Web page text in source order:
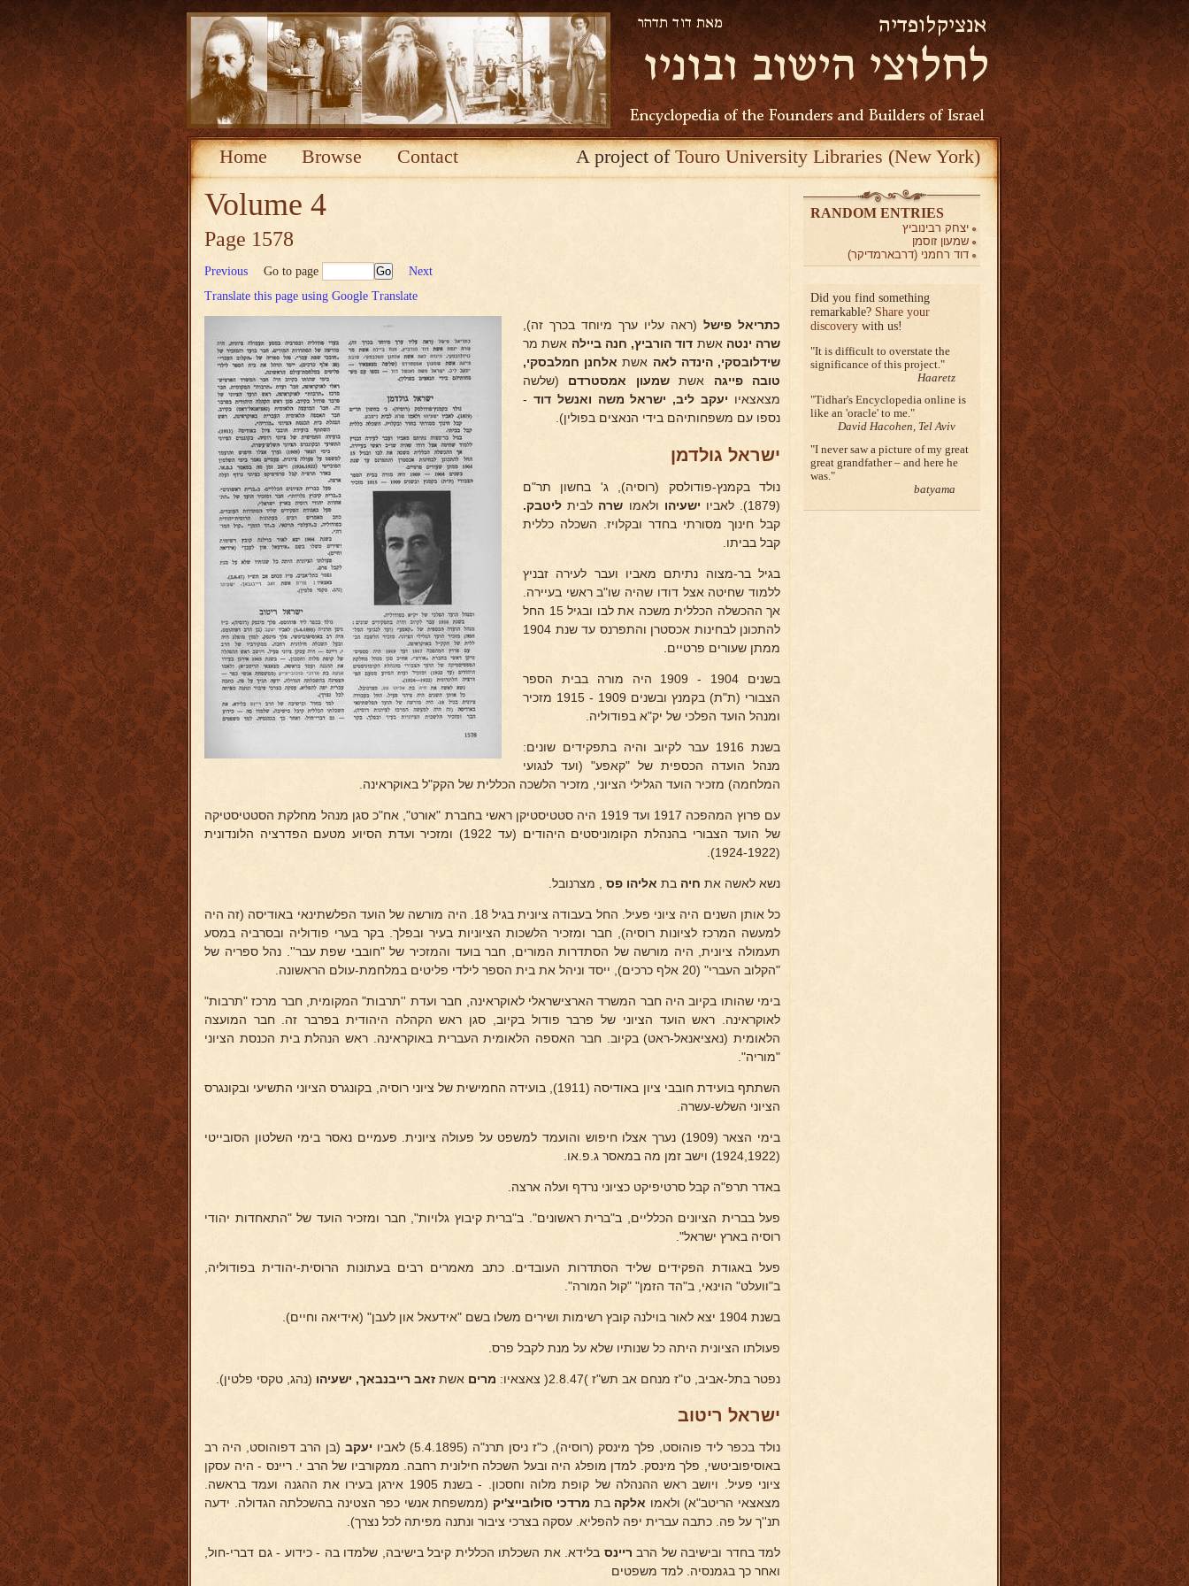
Home Browse Contact A project ofTouro University Libraries (New York)
Volume 4
Page 1578
Previous Go to page
Next
Translate this page using Google Translate
כתריאל פישל (ראה עליו ערך מיוחד בכרך זה),
שרה ינטה אשת דוד הורביץ, חנה ביילה אשת מר
שידלובסקי, הינדה לאה אשת אלחנן חמלבסקי,
טובה
פייגה אשתשמעון אמסטרדם (שלשה
מצאצאיו יעקב ליב, ישראל משה ואנשל דוד -
נספו עם משפחותיהם בידי הנאצים בפולין).
ישראל גולדמן
נולד בקמנץ-פודולסק (רוסיה), ג' בחשון תר"ם
(1879). לאביו
ישעיהו ולאמו שרה לביתליטבק.
קבל חינוך מסורתי בחדר ובקלויז. השכלה כללית
קבל בביתו.
בגיל בר-מצוה נתיתם מאביו ועבר לעירה זבניץ
ללמוד שחיטה אצל דודו שהיה שו"ב ראשי בעיירה.
אך ההכשלה הכללית משכה את לבו ובגיל 15 החל
להתכונן לבחינות אכסטרן והתפרנס עד שנת 1904
ממתן שעורים פרטיים.
בשנים 1904 - 1909 היה מורה בבית הספר
הצבורי (ת"ת) בקמנץ ובשנים 1909 - 1915 מזכיר
ומנהל הועד הפלכי של יק"א בפודוליה.
בשנת 1916 עבר לקיוב והיה בתפקידים שונים:
מנהל הועדה הכספית של "קאפע" (ועד לנגועי
המלחמה) מזכיר הועד הגלילי הציוני, מזכיר הלשכה הכללית של הקק"ל באוקראינה.
עם פרוץ המהפכה 1917 ועד 1919 היה סטטיסטיקן ראשי בחברת "אורט", אח"כ סגן מנהל מחלקת הסטטיסטיקה
של הועד הצבורי בהנהלת הקומוניסטים היהודים (עד 1922) ומזכיר ועדת הסיוע מטעם הפדרציה הלונדונית
(1924-1922).
נשא לאשה את חיה בת אליהו פס , מצרנובל.
כל אותן השנים היה ציוני פעיל. החל בעבודה ציונית בגיל 18. היה מורשה של הועד הפלשתינאי באודיסה (זה היה
למעשה המרכז לציונות רוסיה), חבר ומזכיר הלשכות הציוניות בעיר ובפלך. בקר בערי פודוליה ובסרביה במסע
תעמולה ציונית, היה מורשה של הסתדרות המורים, חבר בועד והמזכיר של "חובבי שפת עבר''. נהל ספריה של
"הקלוב העברי" (20 אלף כרכים), ייסד וניהל את בית הספר לילדי פליטים במלחמת-עולם הראשונה.
בימי שהותו בקיוב היה חבר המשרד הארצישראלי לאוקראינה, חבר ועדת ''תרבות" המקומית, חבר מרכז "תרבות"
לאוקראינה. ראש הועד הציוני של פרבר פודול בקיוב, סגן ראש הקהלה היהודית בפרבר זה. חבר המועצה
הלאומית (נאציאנאל-ראט) בקיוב. חבר האספה הלאומית העברית באוקראינה. ראש הנהלת בית הכנסת הציוני
"מוריה".
השתתף בועידת חובבי ציון באודיסה (1911), בועידה החמישית של ציוני רוסיה, בקונגרס הציוני התשיעי ובקונגרס
הציוני השלש-עשרה.
בימי הצאר (1909) נערך אצלו חיפוש והועמד למשפט על פעולה ציונית. פעמיים נאסר בימי השלטון הסובייטי
(1924,1922) וישב זמן מה במאסר ג.פ.או.
באדר תרפ"ה קבל סרטיפיקט כציוני נרדף ועלה ארצה.
פעל בברית הציונים הכלליים, ב"ברית ראשונים". ב"ברית קיבוץ גלויות", חבר ומזכיר הועד של "התאחדות יהודי
רוסיה בארץ ישראל".
פעל באגודת הפקידים שליד הסתדרות העובדים. כתב מאמרים רבים בעתונות הרוסית-יהודית בפודוליה,
ב"וועלט" הוינאי, ב"הד הזמן" "קול המורה".
בשנת 1904 יצא לאור בוילנה קובץ רשימות ושירים משלו בשם "אידעאל און לעבן" (אידיאה וחיים).
פעולתו הציונית היתה כל שנותיו שלא על מנת לקבל פרס.
נפטר בתל-אביב, ט"ז מנחם אב תש"ז )2.8.47( צאצאיו: מרים אשת זאב רייבנבאך, ישעיהו (נהג, טקסי פלטין).
ישראל ריטוב
נולד בכפר ליד פוהוסט, פלך מינסק (רוסיה), כ"ז ניסן תרנ"ה (5.4.1895) לאביו יעקב (בן הרב דפוהוסט, היה רב
באוסיפוביטשי, פלך מינסק. למדן מופלג היה ובעל השכלה חילונית רחבה. ממקורביו של הרב י. ריינס - היה עסקן
ציוני פעיל. ויושב ראש ההנהלה של קופת מלוה וחסכון. - בשנת 1905 אירגן בעירו את ההגנה ועמד בראשה.
מצאצאי הריטב"א) ולאמו אלקה בת מרדכי סולובייצ'יק (ממשפחת אנשי כפר הצטינה בהשכלתה הגדולה. ידעה
תנ''ך על פה. כתבה עברית יפה להפליא. עסקה בצרכי ציבור ונתנה מפיתה לכל נצרך).
למד בחדר ובישיבה של הרב ריינס בלידא. את השכלתו הכללית קיבל בישיבה, שלמדו בה - כידוע - גם דברי-חול,
ואחר כך בגמנסיה. למד משפטים
RANDOM ENTRIES
יצחק רבינוביץ
שמעון זוסמן
דוד רחמני (דרבארמדיקר)
Did you find something
remarkable? Share your
discovery with us!
It is difficult to overstate the
significance of this project.
Haaretz
Tidhar's Encyclopedia online is
like an 'oracle' to me.
David Hacohen, Tel Aviv
I never saw a picture of my great
great grandfather – and here he
was.
batyama